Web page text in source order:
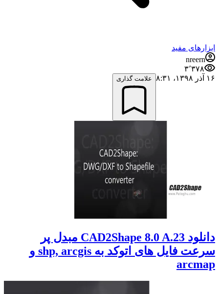
ابزارهای مفید
nreern
۳٬۳۷۸
۱۶ آذر ۱۳۹۸،‏ ۸:۳۱
علامت گذاری
دانلود CAD2Shape 8.0 A.23 مبدل پر
سرعت فایل های اتوکد به shp, arcgis و
arcmap